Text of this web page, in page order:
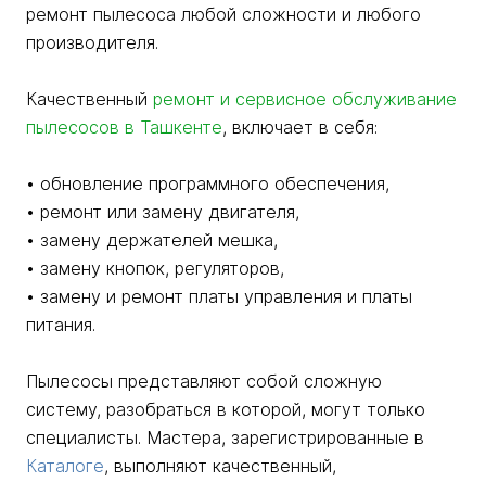
ремонт пылесоса любой сложности и любого
производителя.
Качественный ремонт и сервисное обслуживание
пылесосов в Ташкенте, включает в себя:
• обновление программного обеспечения,
• ремонт или замену двигателя,
• замену держателей мешка,
• замену кнопок, регуляторов,
• замену и ремонт платы управления и платы
питания.
Пылесосы представляют собой сложную
систему, разобраться в которой, могут только
специалисты. Мастера, зарегистрированные в
Каталоге, выполняют качественный,